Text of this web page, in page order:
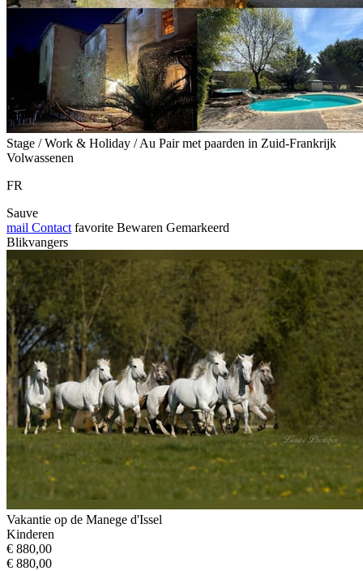
Stage / Work & Holiday / Au Pair met paarden in Zuid-Frankrijk
Volwassenen
FR
Sauve
mail Contact favorite Bewaren Gemarkeerd
Blikvangers
Vakantie op de Manege d'Issel
Kinderen
€ 880,00
€ 880,00